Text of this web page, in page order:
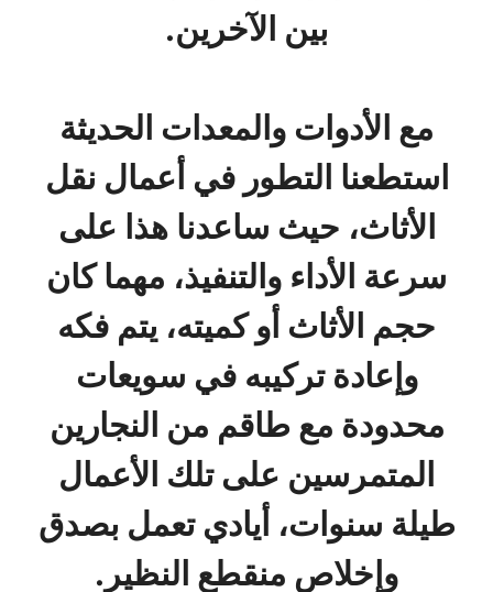
بين الآخرين.
مع الأدوات والمعدات الحديثة
استطعنا التطور في أعمال نقل
الأثاث، حيث ساعدنا هذا على
سرعة الأداء والتنفيذ، مهما كان
حجم الأثاث أو كميته، يتم فكه
وإعادة تركيبه في سويعات
محدودة مع طاقم من النجارين
المتمرسين على تلك الأعمال
طيلة سنوات، أيادي تعمل بصدق
وإخلاص منقطع النظير.